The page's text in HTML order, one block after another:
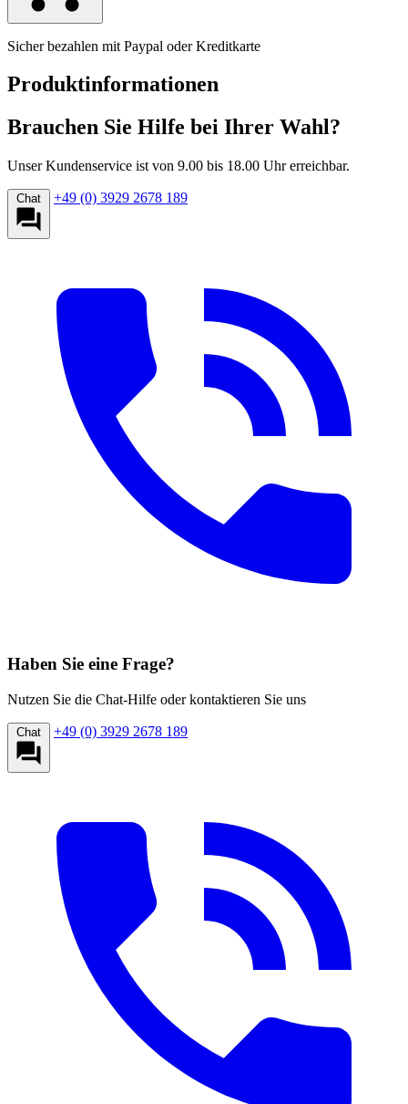
Sicher bezahlen mit Paypal oder Kreditkarte
Produktinformationen
Brauchen Sie Hilfe bei Ihrer Wahl?
Unser Kundenservice ist von 9.00 bis 18.00 Uhr erreichbar.
Chat +49 (0) 3929 2678 189
Haben Sie eine Frage?
Nutzen Sie die Chat-Hilfe oder kontaktieren Sie uns
Chat +49 (0) 3929 2678 189